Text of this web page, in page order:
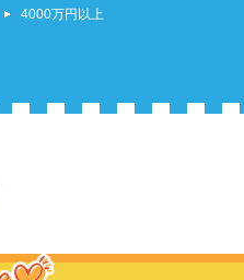
4000万円以上